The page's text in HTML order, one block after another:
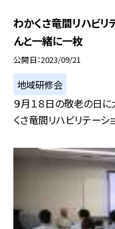
わかくさ竜間リハビリ
んと一緒に一枚
公開日 2023/09/21
地域研修会
９月１８日の敬老の日
くさ竜間リハビリテーシ